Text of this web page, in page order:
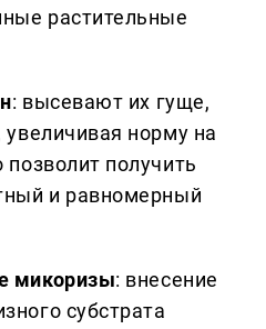
растительные
: высевают их гуще,
норму на
позволит получить
и равномерный
микоризы: внесение
субстрата